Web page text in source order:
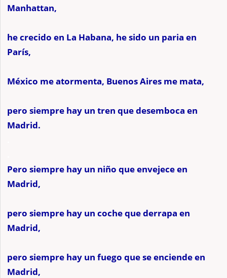
Manhattan,
he crecido en La Habana, he sido un paria en
París,
México me atormenta, Buenos Aires me mata,
pero siempre hay un tren que desemboca en
Madrid.
Pero siempre hay un niño que envejece en
Madrid,
pero siempre hay un coche que derrapa en
Madrid,
pero siempre hay un fuego que se enciende en
Madrid,